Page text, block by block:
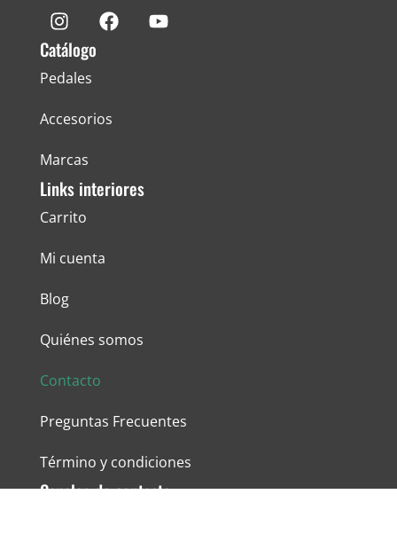
Catálogo
Pedales
Accesorios
Marcas
Links interiores
Carrito
Mi cuenta
Blog
Quiénes somos
Contacto
Preguntas Frecuentes
Término y condiciones
Canales de contacto